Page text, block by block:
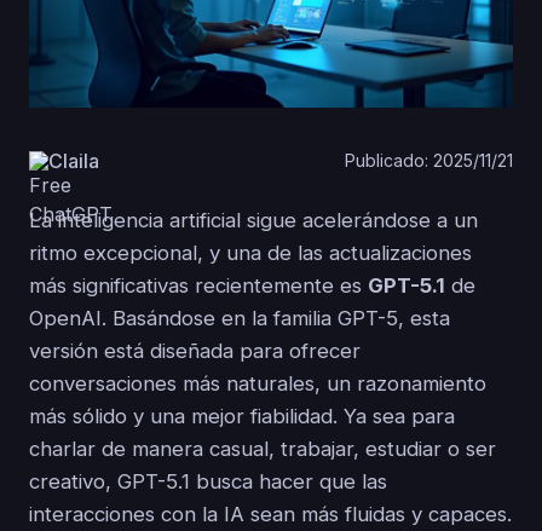
Claila Publicado: 2025/11/21
La inteligencia artificial sigue acelerándose a un
ritmo excepcional, y una de las actualizaciones
más significativas recientemente es GPT-5.1 de
OpenAI. Basándose en la familia GPT-5, esta
versión está diseñada para ofrecer
conversaciones más naturales, un razonamiento
más sólido y una mejor fiabilidad. Ya sea para
charlar de manera casual, trabajar, estudiar o ser
creativo, GPT-5.1 busca hacer que las
interacciones con la IA sean más fluidas y capaces.